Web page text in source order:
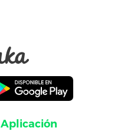
Aplicación